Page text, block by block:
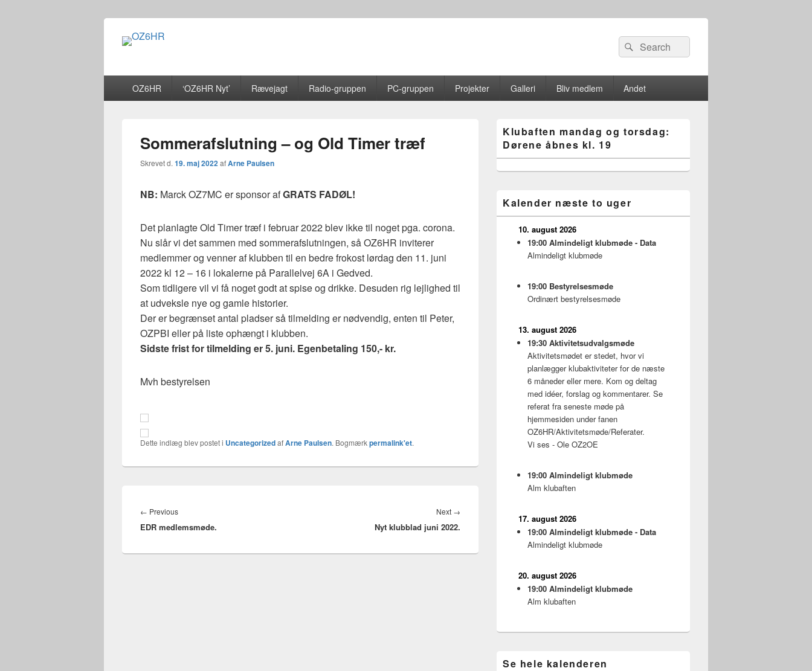
Search
for:
Søg
OZ6HR ‘OZ6HR Nyt’ Rævejagt Radio-gruppen PC-gruppen Projekter Galleri Bliv medlem Andet
Sommerafslutning – og Old Timer træf
Skrevet d. 19. maj 2022afArne Paulsen
NB: Marck OZ7MC er sponsor afGRATS FADØL!
Det planlagte Old Timer træf i februar 2022 blev ikke til noget pga. corona.
Nu slår vi det sammen med sommerafslutningen, så OZ6HR inviterer
medlemmer og venner af klubben til en bedre frokost lørdag den 11. juni
2022 kl 12 – 16 i lokalerne på Parallelvej 6A i Gedved.
Som tidligere vil vi få noget godt at spise og drikke. Desuden rig lejlighed til
at udveksle nye og gamle historier.
Der er begrænset antal pladser så tilmelding er nødvendig, enten til Peter,
OZPBI eller på liste ophængt i klubben.
Sidste frist for tilmelding er 5. juni. Egenbetaling 150,- kr.
Mvh bestyrelsen
Dette indlæg blev postet i UncategorizedafArne Paulsen. Bogmærkpermalink'et.
← PreviousPrevious
post:
EDR medlemsmøde.
Next →
Nyt klubblad juni 2022.
Sidebar
Widget
Area
Klubaften mandag og torsdag:
Dørene åbnes kl. 19
Kalender næste to uger
10. august 2026
19:00 Almindeligt klubmøde - Data
Almindeligt klubmøde
19:00 Bestyrelsesmøde
Ordinært bestyrelsesmøde
13. august 2026
19:30 Aktivitetsudvalgsmøde
Aktivitetsmødet er stedet, hvor vi
planlægger klubaktiviteter for de næste
6 måneder eller mere. Kom og deltag
med idéer, forslag og kommentarer. Se
referat fra seneste møde på
hjemmesiden under fanen
OZ6HR/Aktivitetsmøde/Referater.
Vi ses - Ole OZ2OE
19:00 Almindeligt klubmøde
Alm klubaften
17. august 2026
19:00 Almindeligt klubmøde - Data
Almindeligt klubmøde
20. august 2026
19:00 Almindeligt klubmøde
Alm klubaften
Se hele kalenderen